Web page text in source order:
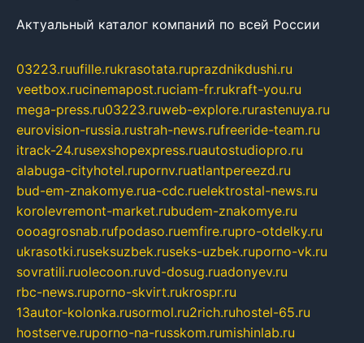
Актуальный каталог компаний по всей России
03223.ruufille.rukrasotata.ruprazdnikdushi.ru
veetbox.rucinemapost.ruciam-fr.rukraft-you.ru
mega-press.ru03223.ruweb-explore.rurastenuya.ru
eurovision-russia.rustrah-news.rufreeride-team.ru
itrack-24.rusexshopexpress.ruautostudiopro.ru
alabuga-cityhotel.rupornv.ruatlantpereezd.ru
bud-em-znakomye.rua-cdc.ruelektrostal-news.ru
korolevremont-market.rubudem-znakomye.ru
oooagrosnab.rufpodaso.ruemfire.rupro-otdelky.ru
ukrasotki.ruseksuzbek.ruseks-uzbek.ruporno-vk.ru
sovratili.ruolecoon.ruvd-dosug.ruadonyev.ru
rbc-news.ruporno-skvirt.rukrospr.ru
13autor-kolonka.rusormol.ru2rich.ruhostel-65.ru
hostserve.ruporno-na-russkom.rumishinlab.ru